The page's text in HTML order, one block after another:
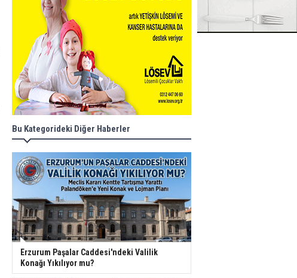
Bu Kategorideki Diğer Haberler
Erzurum Paşalar Caddesi'ndeki Valilik
Konağı Yıkılıyor mu?